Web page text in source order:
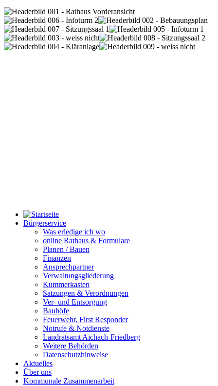
Bürgerservice
Was erledige ich wo
online Rathaus & Formulare
Planen / Bauen
Finanzen
Ansprechpartner
Verwaltungsgliederung
Kummerkasten
Satzungen & Verordnungen
Ver- und Entsorgung
Bauhöfe
Feuerwehr, First Responder
Notrufe & Notdienste
Landratsamt Aichach-Friedberg
Weitere Behörden
Datenschutzhinweise
Aktuelles
Über uns
Kommunale Zusammenarbeit